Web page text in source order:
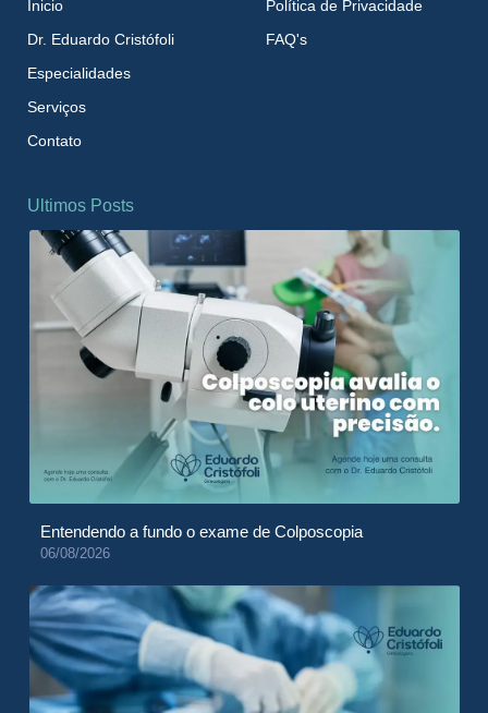
Inicio
Dr. Eduardo Cristófoli
Especialidades
Serviços
Contato
Política de Privacidade
FAQ's
Ultimos Posts
Entendendo a fundo o exame de Colposcopia
06/08/2026